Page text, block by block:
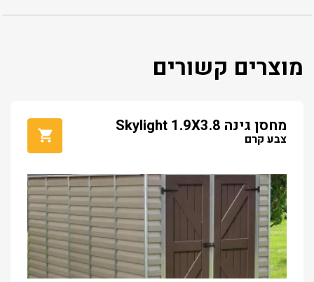
מוצרים קשורים
מחסן גינה Skylight 1.9X3.8
צבע קרם